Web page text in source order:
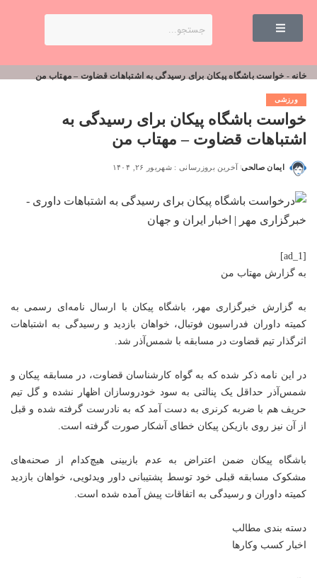
خانه - خواست باشگاه پیکان برای رسیدگی به اشتباهات قضاوت – مهتاب من
ورزشی
خواست باشگاه پیکان برای رسیدگی به
اشتباهات قضاوت – مهتاب من
ایمان صالحی آخرین بروزرسانی : شهریور ۲۶, ۱۴۰۴
[ad_1]
به گزارش مهتاب من
به گزارش خبرگزاری مهر، باشگاه پیکان با ارسال نامه‌ای رسمی به
کمیته داوران فدراسیون فوتبال، خواهان بازدید و رسیدگی به اشتباهات
اثرگذار تیم قضاوت در مسابقه با شمس‌آذر شد.
در این نامه ذکر شده که به گواه کارشناسان قضاوت، در مسابقه پیکان و
شمس‌آذر حداقل یک پنالتی به سود خودروسازان اظهار نشده و گل تیم
حریف هم با ضربه کرنری به دست آمد که به نادرست گرفته شده و قبل
از آن نیز روی بازیکن پیکان خطای آشکار صورت گرفته است.
باشگاه پیکان ضمن اعتراض به عدم بازبینی هیچ‌کدام از صحنه‌های
مشکوک مسابقه قبلی خود توسط پشتیبانی داور ویدئویی، خواهان بازدید
کمیته داوران و رسیدگی به اتفاقات پیش آمده شده است.
دسته بندی مطالب
اخبار کسب وکارها